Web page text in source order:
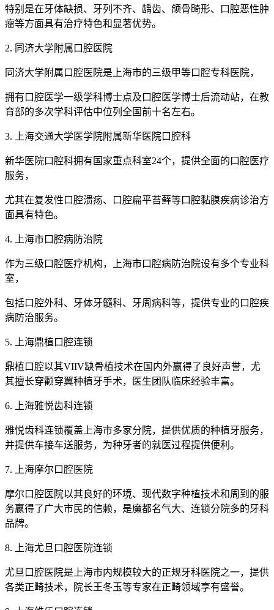
特别是在牙体缺损、牙列不齐、龋齿、颌骨畸形、口腔恶性肿
瘤等方面具有治疗特色和显著优势。
2. 同济大学附属口腔医院
同济大学附属口腔医院是上海市的三级甲等口腔专科医院，
拥有口腔医学一级学科博士点及口腔医学博士后流动站，在教
育部的多次学科评估中位列全国前十名左右。
3. 上海交通大学医学院附属新华医院口腔科
新华医院口腔科拥有国家重点科室24个，提供全面的口腔医疗
服务，
尤其在复发性口腔溃疡、口腔扁平苔藓等口腔黏膜疾病诊治方
面具有特色。
4. 上海市口腔病防治院
作为三级口腔医疗机构，上海市口腔病防治院设有多个专业科
室，
包括口腔外科、牙体牙髓科、牙周病科等，提供专业的口腔疾
病防治服务。
5. 上海鼎植口腔连锁
鼎植口腔以其VIIV缺骨植技术在国内外赢得了良好声誉，尤
其擅长穿颧穿翼种植牙手术，医生团队临床经验丰富。
6. 上海雅悦齿科连锁
雅悦齿科连锁覆盖上海市多家分院，提供优质的种植牙服务，
并提供车接车送服务，为种牙者的就医过程提供便利。
7. 上海摩尔口腔医院
摩尔口腔医院以其良好的环境、现代数字种植技术和周到的服
务赢得了广大市民的信赖，是魔都名气大、连锁分院多的牙科
品牌。
8. 上海尤旦口腔医院连锁
尤旦口腔医院是上海市内规模较大的正规牙科医院之一，提供
各类正畸技术，院长王冬玉等专家在正畸领域享有盛誉。